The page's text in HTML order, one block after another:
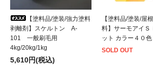
【塗料品/塗装/強力塗料
剥離剤】スケルトン A-
101 一般刷毛用
4kg/20kg/1kg
5,610円(税込)
【塗料品/塗装/屋
料】サーモアイＳ
ット カラー４０色
SOLD OUT